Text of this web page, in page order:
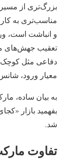
بزرگ‌تری از
مناسب‌تری به کار
و انباشت است،
تعقیب جهش‌های
دفاعی مثل
معیار ورود،
به‌ بیان ساده،
بفهمید بازار
شد.
تفاوت